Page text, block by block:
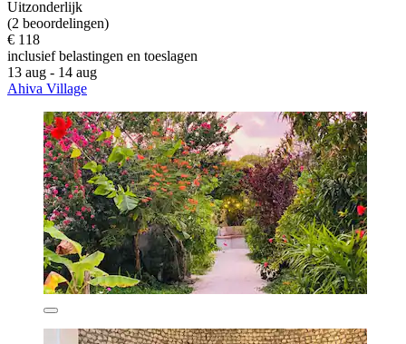
Uitzonderlijk
(2 beoordelingen)
€ 118
inclusief belastingen en toeslagen
13 aug - 14 aug
Ahiva Village